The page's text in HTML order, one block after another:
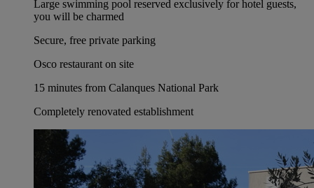
Large swimming pool reserved exclusively for hotel guests,
you will be charmed
Secure, free private parking
Osco restaurant on site
15 minutes from Calanques National Park
Completely renovated establishment